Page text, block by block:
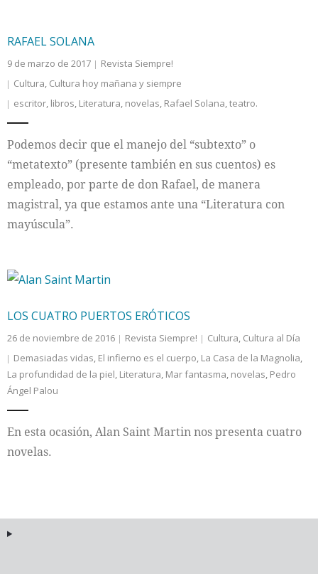
RAFAEL SOLANA
9 de marzo de 2017
Revista Siempre!
Cultura, Cultura hoy mañana y siempre
escritor, libros, Literatura, novelas, Rafael Solana,teatro.
Podemos decir que el manejo del “subtexto” o
“metatexto” (presente también en sus cuentos) es
empleado, por parte de don Rafael, de manera
magistral, ya que estamos ante una “Literatura con
mayúscula”.
LOS CUATRO PUERTOS ERÓTICOS
26 de noviembre de 2016 Revista Siempre! Cultura, Cultura al Día
Demasiadas vidas, El infierno es el cuerpo, La Casa de la Magnolia,
La profundidad de la piel, Literatura, Mar fantasma, novelas, Pedro
Ángel Palou
En esta ocasión, Alan Saint Martin nos presenta cuatro
novelas.